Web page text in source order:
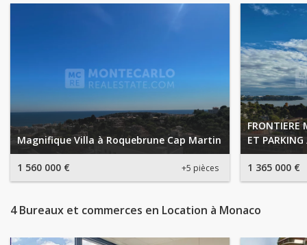
Magnifique Villa à Roquebrune Cap Martin
1 560 000 € +5 pièces
FRONTIERE
ET
1 365 000 €
4 Bureaux et commerces en Location à Monaco